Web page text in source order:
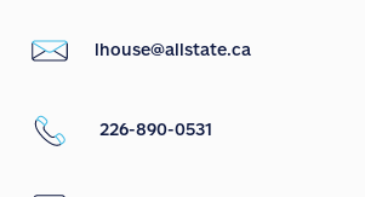
lhouse@allstate.ca
226-890-0531